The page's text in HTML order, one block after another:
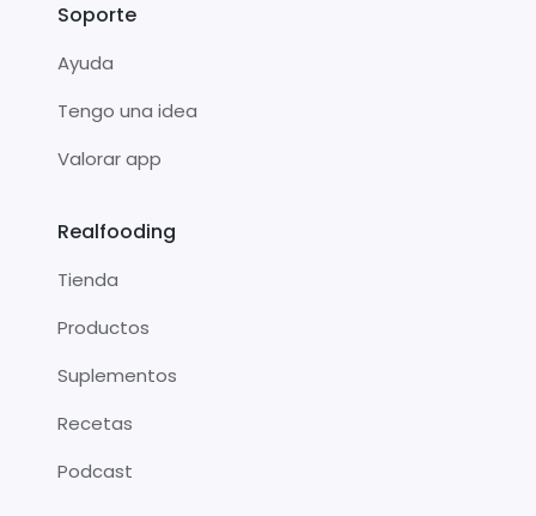
Soporte
Ayuda
Tengo una idea
Valorar app
Realfooding
Tienda
Productos
Suplementos
Recetas
Podcast